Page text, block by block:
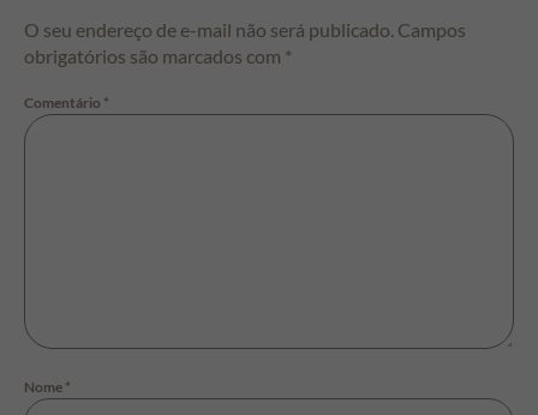
O seu endereço de e-mail não será publicado. Campos
obrigatórios são marcados com *
Comentário *
Nome *